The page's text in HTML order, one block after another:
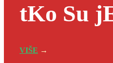
tKo Su
VIŠE →